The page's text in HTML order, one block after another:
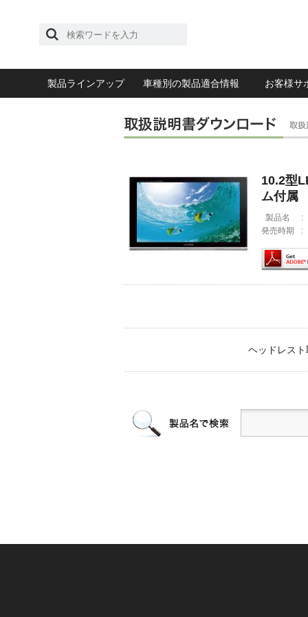
製品ラインアップ 車種別の製品適合情報 お客様サ
10.2型
ム付属
製品名 :
発売時期
:
ヘッドレス